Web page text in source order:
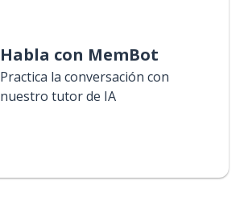
Habla con MemBot
Practica la conversación con
nuestro tutor de IA